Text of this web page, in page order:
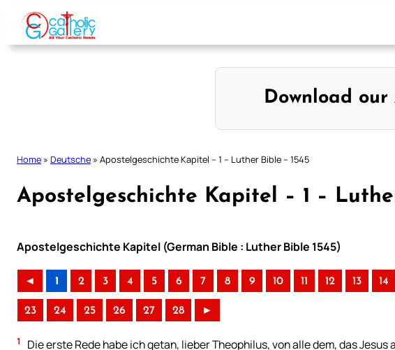
Skip
content
Download our
Home » Deutsche » Apostelgeschichte Kapitel – 1 – Luther Bible – 1545
Apostelgeschichte Kapitel – 1 –
Apostelgeschichte Kapitel (German Bible : Luther Bible 1545)
◄ 1 2 3 4 5 6 7 8 9 10 11 12 13 14
23 24 25 26 27 28 ►
1 Die erste Rede habe ich getan, lieber Theophilus, von alle dem, das Jesus